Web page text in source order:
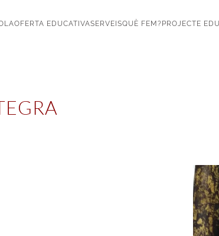
OFERTA EDUCATIVASERVEISQUÈ FEM? PROJECTE